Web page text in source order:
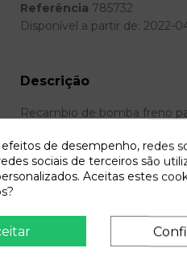
Referência 785732
Disponível a partir de: 2022-
Descrição
Recambio de bomba freno
de desempenho, redes
sociais de terceiros são
Aceitas estes